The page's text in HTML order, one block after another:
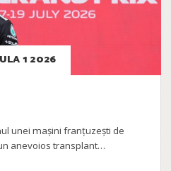
1 2026
unei mașini franțuzești de
anevoios transplant…